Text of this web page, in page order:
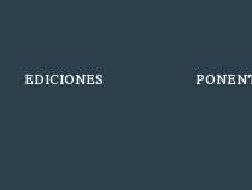
EDICIONES